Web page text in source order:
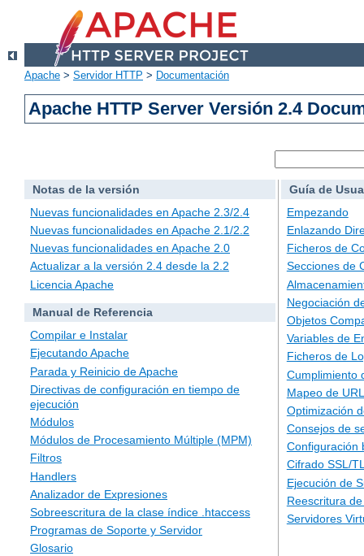
Apache > Servidor HTTP > Documentación
Apache HTTP Server Versión 2.4
Notas de la versión
Nuevas funcionalidades en Apache 2.3/2.4
Nuevas funcionalidades en Apache 2.1/2.2
Nuevas funcionalidades en Apache 2.0
Actualizar a la versión 2.4 desde la 2.2
Licencia Apache
Manual de Referencia
Compilar e Instalar
Ejecutando Apache
Parada y Reinicio de Apache
Directivas de configuración en tiempo de
ejecución
Módulos
Módulos de Procesamiento Múltiple (MPM)
Filtros
Handlers
Analizador de Expresiones
Sobreescritura de la clase índice .htaccess
Programas de Soporte y Servidor
Glosario
Guía de
Empezando
Enlazando
Ficheros de
Secciones de
Negociación
Objetos
Variables de
Ficheros de
Cumplimiento
Mapeo de
Optimización
Consejos de
Configuración
Cifrado SSL/
Ejecución de
Reescritura
Servidores